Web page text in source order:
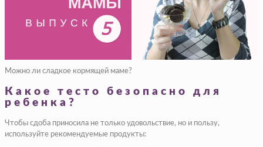
Можно ли сладкое кормящей маме?
Какое тесто безопасно для
ребенка?
Чтобы сдоба приносила не только удовольствие, но и пользу,
используйте рекомендуемые продукты: